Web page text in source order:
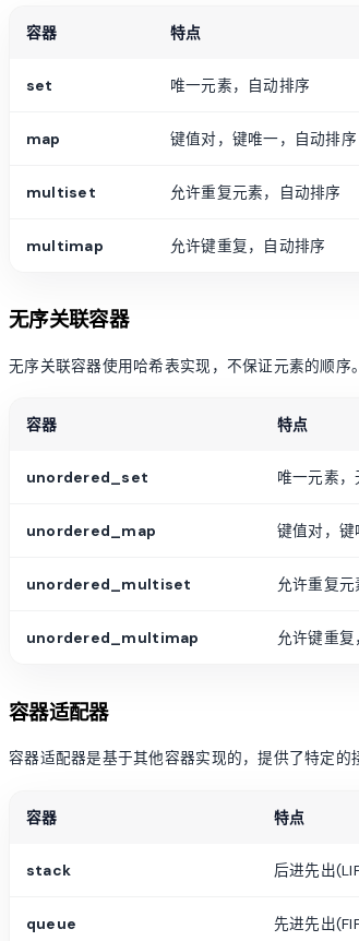
容器 特点
set 唯一元素，自动排序
map 键值对，键唯一，自动排序
multiset 允许重复元素，自动排序
multimap 允许键重复，自动排序
无序关联容器
无序关联容器使用哈希表实现，不保证元素的顺序。
容器 特点
unordered_set 唯一元素，
unordered_map 键值对，键
unordered_multiset 允许重复元
unordered_multimap 允许键重复
容器适配器
容器适配器是基于其他容器实现的，提供了特定的
容器 特点
stack 后进先出
queue 先进先出